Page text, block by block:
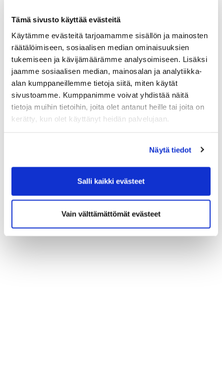
Tämä sivusto käyttää evästeitä
Käytämme evästeitä tarjoamamme sisällön ja mainosten
räätälöimiseen, sosiaalisen median ominaisuuksien
tukemiseen ja kävijämäärämme analysoimiseen. Lisäksi
jaamme sosiaalisen median, mainosalan ja analytiikka-
alan kumppaneillemme tietoja siitä, miten käytät
sivustoamme. Kumppanimme voivat yhdistää näitä
tietoja muihin tietoihin, joita olet antanut heille tai joita on
kerätty, kun olet käyttänyt heidän palvelujaan.
Näytä tiedot
Salli kaikki evästeet
Vain välttämättömät evästeet
Järvimäki, Hannu (merkonomi)
Kiukaisten Tilitoimisto Ky
Puhelin: 02-864 7512
tatsto@saunalahti.fi
Stenback, Kristiina (KTM)
HTT- Tilintarkastus Ky
Puhelin: 0400 721 664
kristiina.stenback@gmail.com